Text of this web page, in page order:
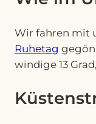
Wir fahren mit
Ruhetag
windige 13